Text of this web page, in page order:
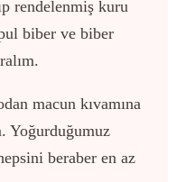
rendelenmiş kuru
biber ve biber
macun kıvamına
Yoğurduğumuz
beraber en az